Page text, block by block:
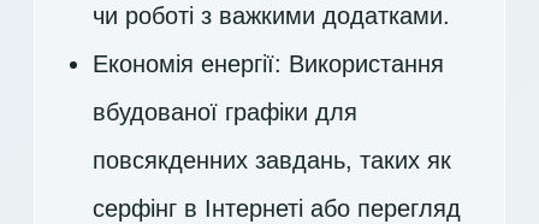
чи роботі з важкими додатками.
Економія енергії: Використання
вбудованої графіки для
повсякденних завдань, таких як
серфінг в Інтернеті або перегляд